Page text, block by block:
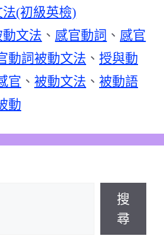
(初級英檢)
文法 、 感官動詞 、 感官
動詞被動文法 、 授與動
官 、 被動文法 、 被動語
動
搜
尋